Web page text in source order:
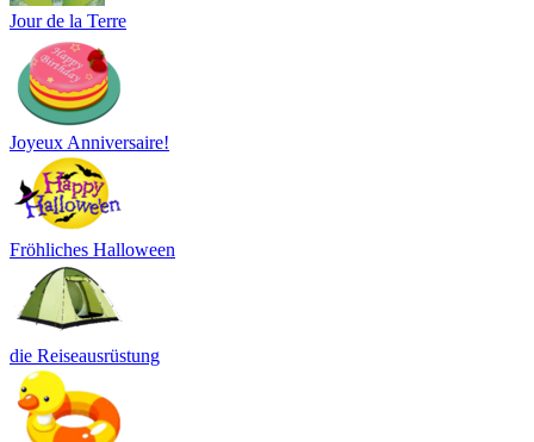
Jour de la Terre
Joyeux Anniversaire!
Fröhliches Halloween
die Reiseausrüstung